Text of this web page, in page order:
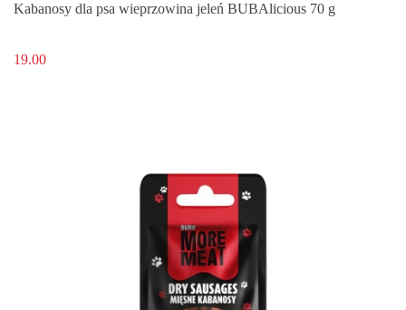
Kabanosy dla psa wieprzowina jeleń BUBAlicious 70 g
19.00